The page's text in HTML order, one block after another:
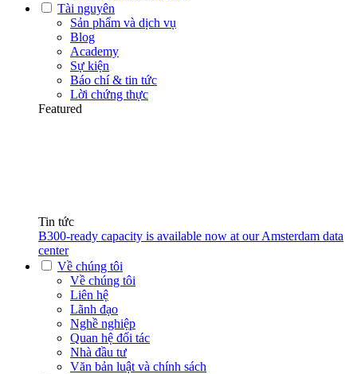
Tài nguyên
Sản phẩm và dịch vụ
Blog
Academy
Sự kiện
Báo chí & tin tức
Lời chứng thực
Featured
Tin tức
B300-ready capacity is available now at our Amsterdam data
center
Về chúng tôi
Về chúng tôi
Liên hệ
Lãnh đạo
Nghề nghiệp
Quan hệ đối tác
Nhà đầu tư
Văn bản luật và chính sách